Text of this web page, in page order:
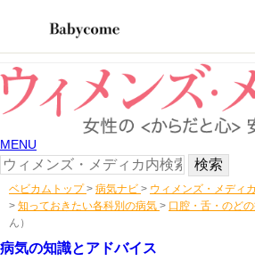
MENU
ベビカムトップ > 病気ナビ > ウィメンズ・メディカ
> 知っておきたい各科別の病気 > 口腔・舌・のど
ん）
病気の知識とアドバイス